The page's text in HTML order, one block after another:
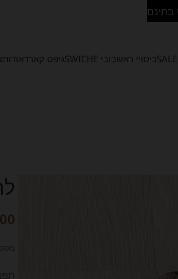
SALEכיסויי ראשבובי SWICHE גיפט קארדאודות